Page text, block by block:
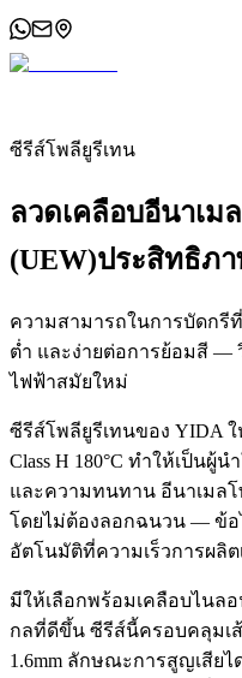
ซีรีส์โพลียูรีเทน
ลวดเคลือบอีนาเม
(UEW)ประสิทธิภา
ความสามารถในการบัดกรี
ต่ำ และง่ายต่อการย้อมสี —
ไฟฟ้าสมัยใหม่
ซีรีส์โพลียูรีเทนของ YIDA ใ
Class H 180°C ทำให้เป็น
และความทนทาน อีนาเมล
โดยไม่ต้องลอกฉนวน — ข้
อัตโนมัติที่ความเร็วการผลิ
มีให้เลือกพร้อมเคลือบไนล
กลที่ดีขึ้น ซีรีส์นี้ครอบคลุมเส้
1.6mm ลักษณะการสูญเสียไ